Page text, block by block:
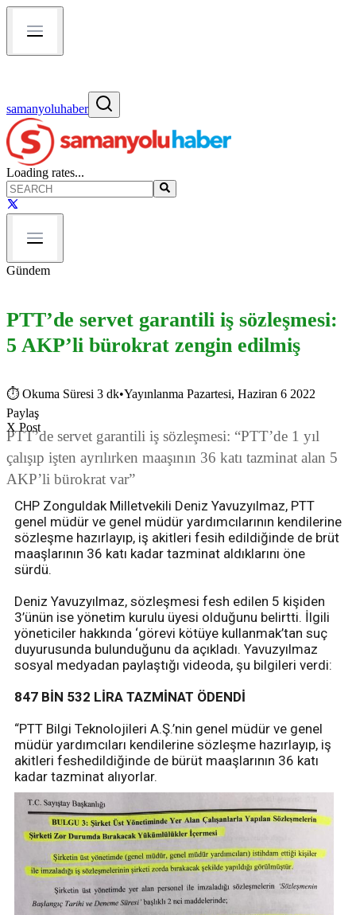
samanyoluhaber
Loading rates...
Gündem
PTT’de servet garantili iş sözleşmesi:
5 AKP’li bürokrat zengin edilmiş
⏱ Okuma Süresi 3 dk•Yayınlanma Pazartesi, Haziran 6 2022
Paylaş
X Post
PTT’de servet garantili iş sözleşmesi: “PTT’de 1 yıl
çalışıp işten ayrılırken maaşının 36 katı tazminat alan 5
AKP’li bürokrat var”
CHP Zonguldak Milletvekili Deniz Yavuzyılmaz, PTT
genel müdür ve genel müdür yardımcılarının kendilerine
sözleşme hazırlayıp, iş akitleri fesih edildiğinde de brüt
maaşlarının 36 katı kadar tazminat aldıklarını öne
sürdü.
Deniz Yavuzyılmaz, sözleşmesi fesh edilen 5 kişiden
3’ünün ise yönetim kurulu üyesi olduğunu belirtti. İlgili
yöneticiler hakkında ‘görevi kötüye kullanmak’tan suç
duyurusunda bulunduğunu da açıkladı. Yavuzyılmaz
sosyal medyadan paylaştığı videoda, şu bilgileri verdi:
847 BİN 532 LİRA TAZMİNAT ÖDENDİ
“PTT Bilgi Teknolojileri A.Ş.’nin genel müdür ve genel
müdür yardımcıları kendilerine sözleşme hazırlayıp, iş
akitleri feshedildiğinde de bürüt maaşlarının 36 katı
kadar tazminat alıyorlar.